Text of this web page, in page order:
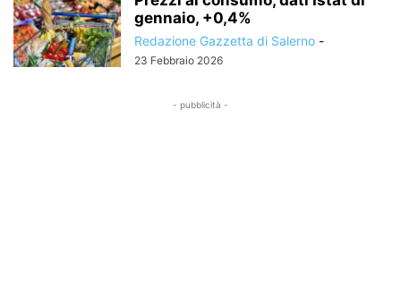
gennaio, +0,4%
Redazione Gazzetta di Salerno -
23 Febbraio 2026
- pubblicità -